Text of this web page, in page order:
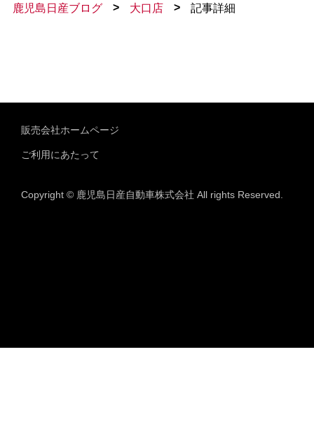
鹿児島日産ブログ > 大口店 > 記事詳細
販売会社ホームページ
ご利用にあたって
Copyright © 鹿児島日産自動車株式会社 All rights Reserved.